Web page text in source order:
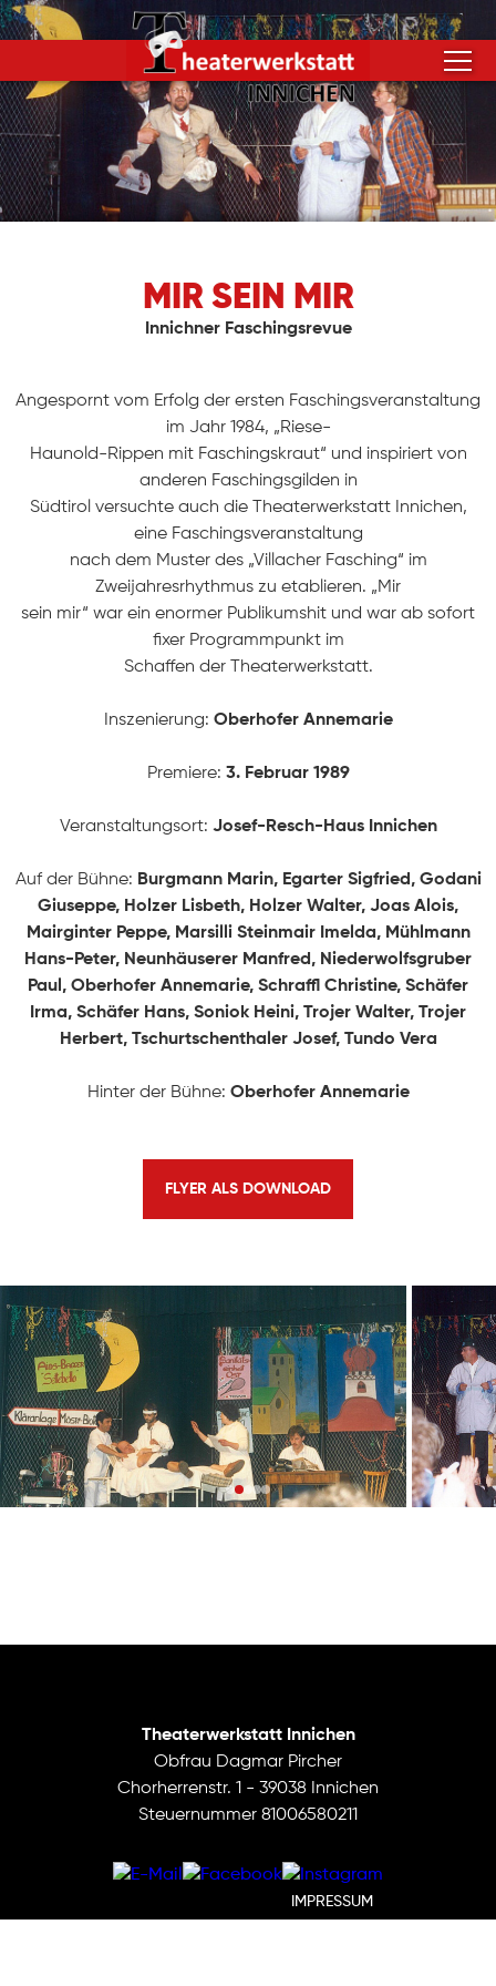
STARTSEITE
PRODUKTIONEN
ÜBER UNS
Geschichte
KONTAKT
MIR SEIN MIR
Innichner Faschingsrevue
Angespornt vom Erfolg der ersten Faschingsveranstaltung
im Jahr 1984, „Riese-
Haunold-Rippen mit Faschingskraut“ und inspiriert von
anderen Faschingsgilden in
Südtirol versuchte auch die Theaterwerkstatt Innichen,
eine Faschingsveranstaltung
nach dem Muster des „Villacher Fasching“ im
Zweijahresrhythmus zu etablieren. „Mir
sein mir“ war ein enormer Publikumshit und war ab sofort
fixer Programmpunkt im
Schaffen der Theaterwerkstatt.
Inszenierung: Oberhofer Annemarie
Premiere: 3. Februar 1989
Veranstaltungsort: Josef-Resch-Haus Innichen
Auf der Bühne: Burgmann Marin, Egarter Sigfried, Godani
Giuseppe, Holzer Lisbeth, Holzer Walter, Joas Alois,
Mairginter Peppe, Marsilli Steinmair Imelda, Mühlmann
Hans-Peter, Neunhäuserer Manfred, Niederwolfsgruber
Paul, Oberhofer Annemarie, Schraffl Christine, Schäfer
Irma, Schäfer Hans, Soniok Heini, Trojer Walter, Trojer
Herbert, Tschurtschenthaler Josef, Tundo Vera
Hinter der Bühne: Oberhofer Annemarie
FLYER ALS DOWNLOAD
Theaterwerkstatt Innichen
Obfrau Dagmar Pircher
Chorherrenstr. 1 - 39038 Innichen
Steuernummer 81006580211
IMPRESSUM